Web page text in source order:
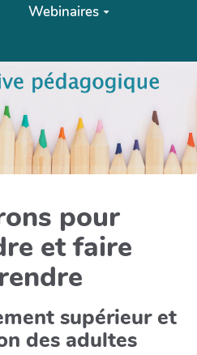
Webinaires
pour
et faire
supérieur et
des adultes